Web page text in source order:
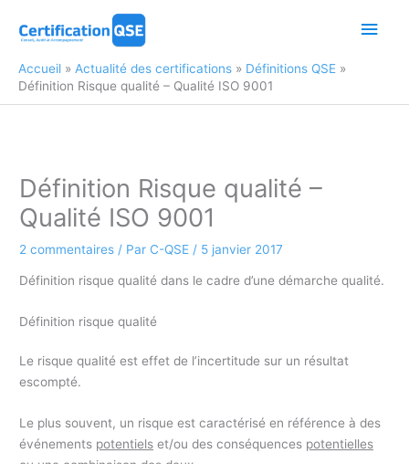
Accueil Actualité des certifications
Définitions QSE
Définition Risque qualité – Qualité ISO 9001
Définition Risque qualité –
Qualité ISO 9001
2 commentaires / Par C-QSE / 5 janvier 2017
Définition risque qualité dans le cadre d’une démarche qualité.
Définition risque qualité
Le risque qualité est effet de l’incertitude sur un résultat
escompté.
Le plus souvent, un risque est caractérisé en référence à des
événements potentiels et/ou des conséquences potentielles